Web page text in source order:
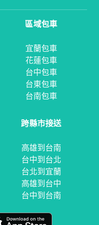
區域包車
宜蘭包車
花蓮包車
台中包車
台東包車
台南包車
跨縣市接送
高雄到台南
台中到台北
台北到宜蘭
高雄到台中
台中到台南